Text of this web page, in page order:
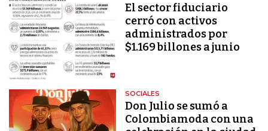
El sector fiduciario
cerró con activos
administrados por
$1.169 billones a junio
SOCIALES
Don Julio se sumó a
Colombiamoda con una